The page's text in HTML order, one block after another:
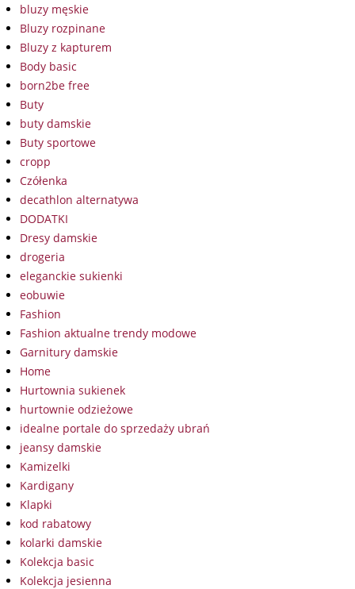
bluzy męskie
Bluzy rozpinane
Bluzy z kapturem
Body basic
born2be free
Buty
buty damskie
Buty sportowe
cropp
Czółenka
decathlon alternatywa
DODATKI
Dresy damskie
drogeria
eleganckie sukienki
eobuwie
Fashion
Fashion aktualne trendy modowe
Garnitury damskie
Home
Hurtownia sukienek
hurtownie odzieżowe
idealne portale do sprzedaży ubrań
jeansy damskie
Kamizelki
Kardigany
Klapki
kod rabatowy
kolarki damskie
Kolekcja basic
Kolekcja jesienna